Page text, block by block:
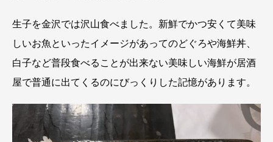
生子を金沢では沢山食べました。新鮮でかつ安くて美味
しいお魚といったイメージがあってのどぐろや海鮮丼、
白子など普段食べることが出来ない美味しい海鮮が居酒
屋で普通に出てくるのにびっくりした記憶があります。